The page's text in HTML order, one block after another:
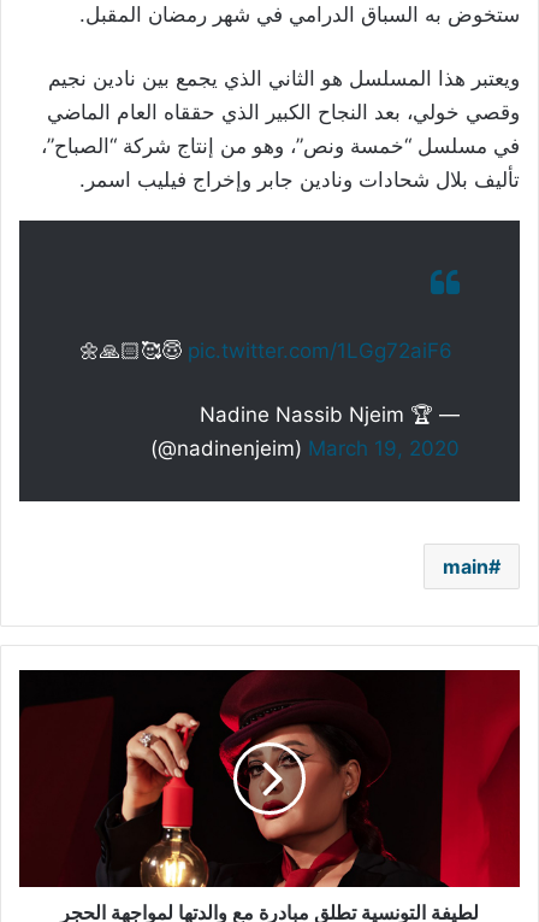
ستخوض به السباق الدرامي في شهر رمضان المقبل.
ويعتبر هذا المسلسل هو الثاني الذي يجمع بين نادين نجيم
وقصي خولي، بعد النجاح الكبير الذي حققاه العام الماضي
في مسلسل “خمسة ونص”، وهو من إنتاج شركة “الصباح”،
تأليف بلال شحادات ونادين جابر وإخراج فيليب اسمر.
🌼🙏🏻🥰😇 pic.twitter.com/1LGg72aiF6
— Nadine Nassib Njeim 🏆
(@nadinenjeim) March 19, 2020
main
تطلق
مبادرة
والدتها
المنزلي
لطيفة التونسية تطلق مبادرة مع والدتها لمواجهة الحجر